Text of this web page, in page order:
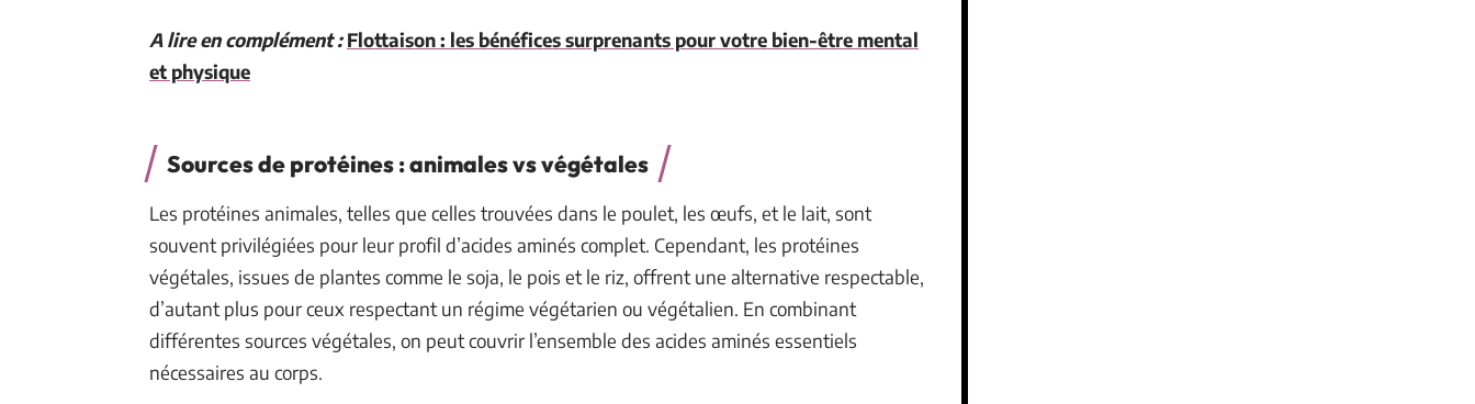
A lire en complément : Flottaison : les bénéfices surprenants pour votre bien-être mental
et physique
Sources de protéines : animales vs végétales
Les protéines animales, telles que celles trouvées dans le poulet, les œufs, et le lait, sont
souvent privilégiées pour leur profil d’acides aminés complet. Cependant, les protéines
végétales, issues de plantes comme le soja, le pois et le riz, offrent une alternative respectable,
d’autant plus pour ceux respectant un régime végétarien ou végétalien. En combinant
différentes sources végétales, on peut couvrir l’ensemble des acides aminés essentiels
nécessaires au corps.